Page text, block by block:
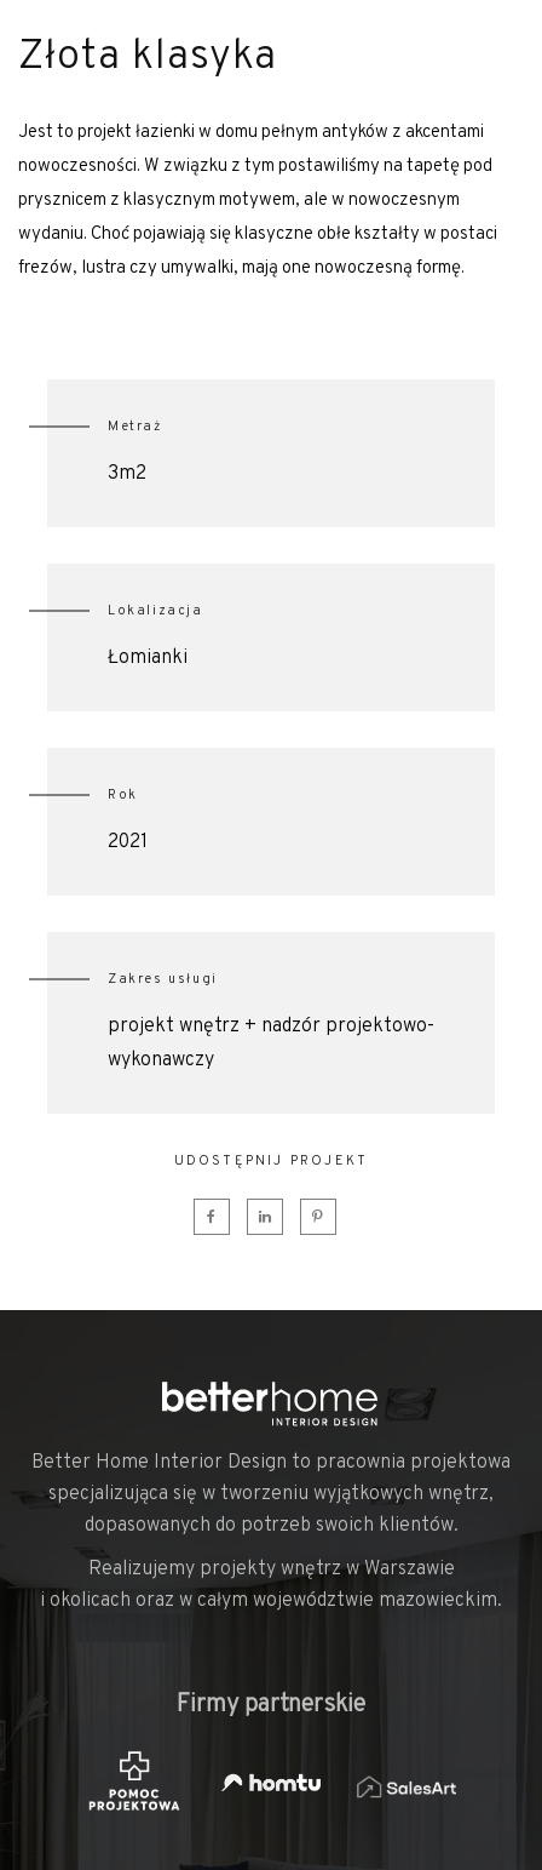
Złota klasyka
Jest to projekt łazienki w domu pełnym antyków z akcentami
nowoczesności. W związku z tym postawiliśmy na tapetę pod
prysznicem z klasycznym motywem, ale w nowoczesnym
wydaniu. Choć pojawiają się klasyczne obłe kształty w postaci
frezów, lustra czy umywalki, mają one nowoczesną formę.
Metraż
3m2
Lokalizacja
Łomianki
Rok
2021
Zakres usługi
projekt wnętrz + nadzór projektowo-
wykonawczy
UDOSTĘPNIJ PROJEKT
Better Home Interior Design to pracownia projektowa
specjalizująca się w tworzeniu wyjątkowych wnętrz,
dopasowanych do potrzeb swoich klientów.
Realizujemy projekty wnętrz w Warszawie
i okolicach oraz w całym województwie mazowieckim.
Firmy partnerskie